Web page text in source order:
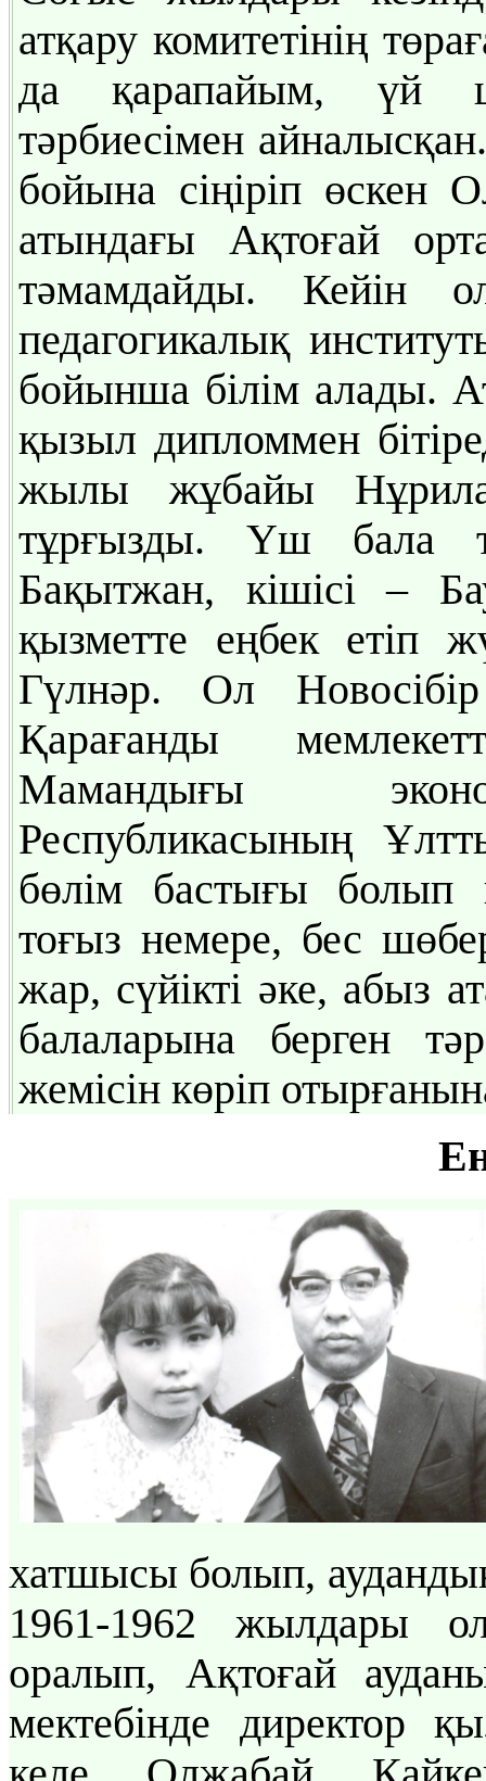
атқару комитетінің
да қарапайым, үй
тәрбиесімен
бойына сіңіріп
атындағы Ақтоғай
тәмамдайды. Кейін
педагогикалық
бойынша білім алады.
қызыл дипломмен
жылы жұбайы
тұрғызды. Үш бала
Бақытжан, кішісі –
қызметте еңбек етіп
Гүлнәр. Ол
Қарағанды
Мамандығы
Республикасының
бөлім бастығы болып
тоғыз немере, бес
жар, сүйікті әке, абыз
балаларына берген
жемісін көріп
хатшысы болып,
1961-1962 жылдары
оралып, Ақтоғай
мектебінде директор